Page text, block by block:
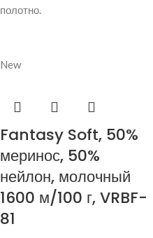
полотно.
New
Fantasy Soft, 50%
меринос, 50%
нейлон, молочный
1600 м/100 г, VRBF-
81